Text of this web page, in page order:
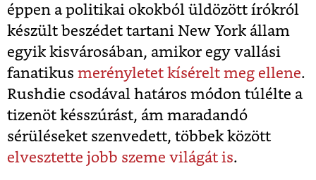
éppen a politikai okokból üldözött írókról
készült beszédet tartani New York állam
egyik kisvárosában, amikor egy vallási
fanatikus merényletet kísérelt meg ellene.
Rushdie csodával határos módon túlélte a
tizenöt késszúrást, ám maradandó
sérüléseket szenvedett, többek között
elvesztette jobb szeme világát is.